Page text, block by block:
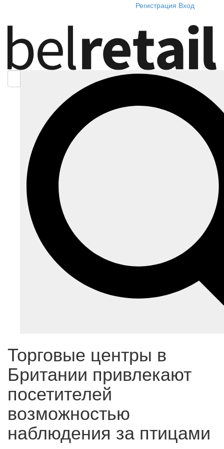
Регистрация Вход
Торговые центры в
Британии привлекают
посетителей
возможностью
наблюдения за птицами